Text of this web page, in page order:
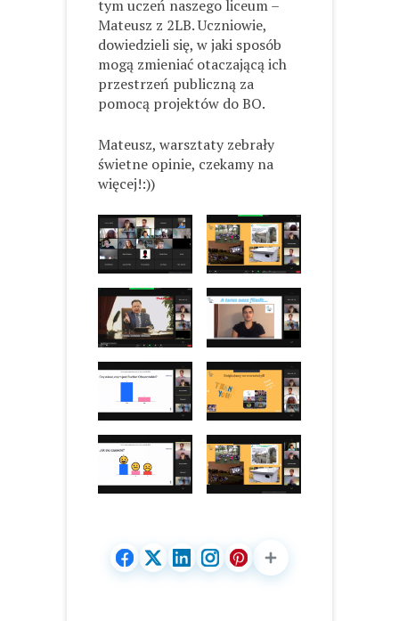
tym uczeń naszego liceum –
Mateusz z 2LB. Uczniowie,
dowiedzieli się, w jaki sposób
mogą zmieniać otaczającą ich
przestrzeń publiczną za
pomocą projektów do BO.
Mateusz, warsztaty zebrały
świetne opinie, czekamy na
więcej!:))